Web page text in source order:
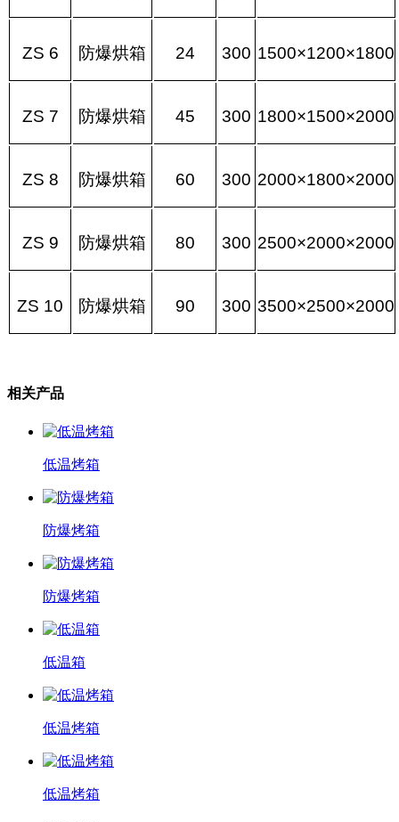
ZS 6 防爆烘箱 24 300 1500×1200×1800
ZS 7 防爆烘箱 45 300 1800×1500×2000
ZS 8 防爆烘箱 60 300 2000×1800×2000
ZS 9 防爆烘箱 80 300 2500×2000×2000
ZS 10 防爆烘箱 90 300 3500×2500×2000
相关产品
低温烤箱
防爆烤箱
防爆烤箱
低温箱
低温烤箱
低温烤箱